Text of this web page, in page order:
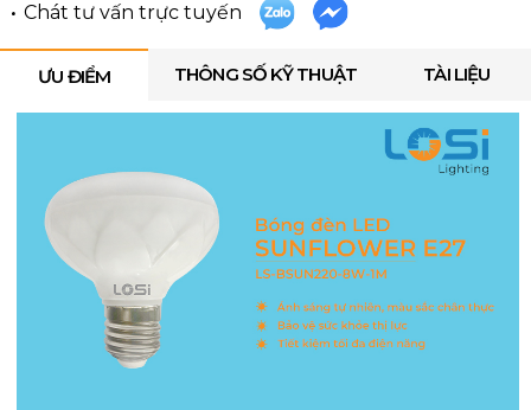
Chát tư vấn trực tuyến
ƯU ĐIỂM THÔNG SỐ KỸ THUẬT TÀI LIỆU